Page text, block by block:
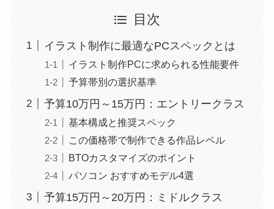
目次
イラスト制作に最適なPCスペックとは
イラスト制作PCに求められる性能要件
予算帯別の選択基準
予算10万円～15万円：エントリークラス
基本構成と推奨スペック
この価格帯で制作できる作品レベル
BTOカスタマイズのポイント
パソコン おすすめモデル4選
予算15万円～20万円：ミドルクラス